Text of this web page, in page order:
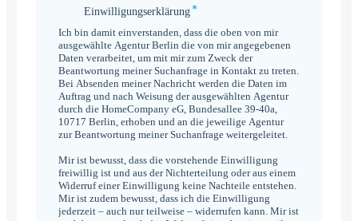
Einwilligungserklärung
Einwilligungserklärung*
Ich bin damit einverstanden, dass die oben von mir
ausgewählte Agentur Berlin die von mir angegebenen
Daten verarbeitet, um mit mir zum Zweck der
Beantwortung meiner Suchanfrage in Kontakt zu treten.
Bei Absenden meiner Nachricht werden die Daten im
Auftrag und nach Weisung der ausgewählten Agentur
durch die HomeCompany eG, Bundesallee 39-40a,
10717 Berlin, erhoben und an die jeweilige Agentur
zur Beantwortung meiner Suchanfrage weitergeleitet.
Mir ist bewusst, dass die vorstehende Einwilligung
freiwillig ist und aus der Nichterteilung oder aus einem
Widerruf einer Einwilligung keine Nachteile entstehen.
Mir ist zudem bewusst, dass ich die Einwilligung
jederzeit – auch nur teilweise – widerrufen kann. Mir ist